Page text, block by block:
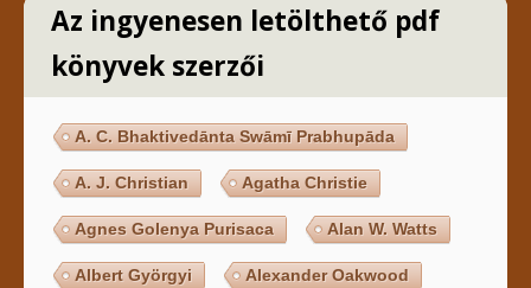
Az ingyenesen letölthető pdf
könyvek szerzői
A. C. Bhaktivedānta Swāmī Prabhupāda
A. J. Christian Agatha Christie
Agnes Golenya Purisaca Alan W. Watts
Albert Györgyi Alexander Oakwood